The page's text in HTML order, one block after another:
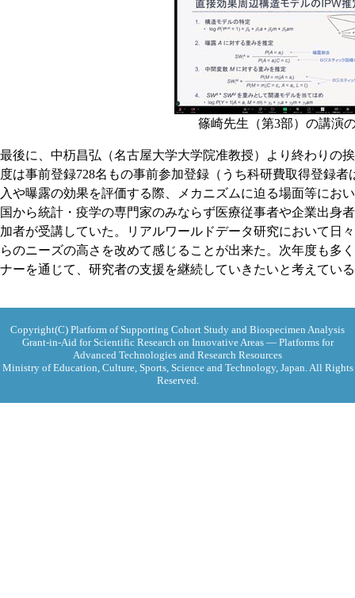
篠崎先生（第3部）の講演
最後に、中杤昌弘（名古屋大学大学院准教授）より終わりの
度は事前登録728名もの事前参加登録（うち科研費取得登録
入や曝露の効果を評価する際、メカニズムに迫る場面等にお
国から統計・疫学の専門家のみならず医療従事者や企業出身
加者が受講していた。リアルワールドデータ研究において日
らのニーズの高さを改めて感じることが出来た。次年度も多
ナーを通じて、研究者の支援を継続していきたいと考えてい
Copyright(C) Platform of Supporting Cohort Study and Biospecimen Analysis
Grant-in-Aid for Scientific Research on Innovative Areas ― Platforms for
Advanced Technologies and Research Resources
Ministry of Education, Culture, Sports, Science and Technology, Japan. All Rights
Reserved.